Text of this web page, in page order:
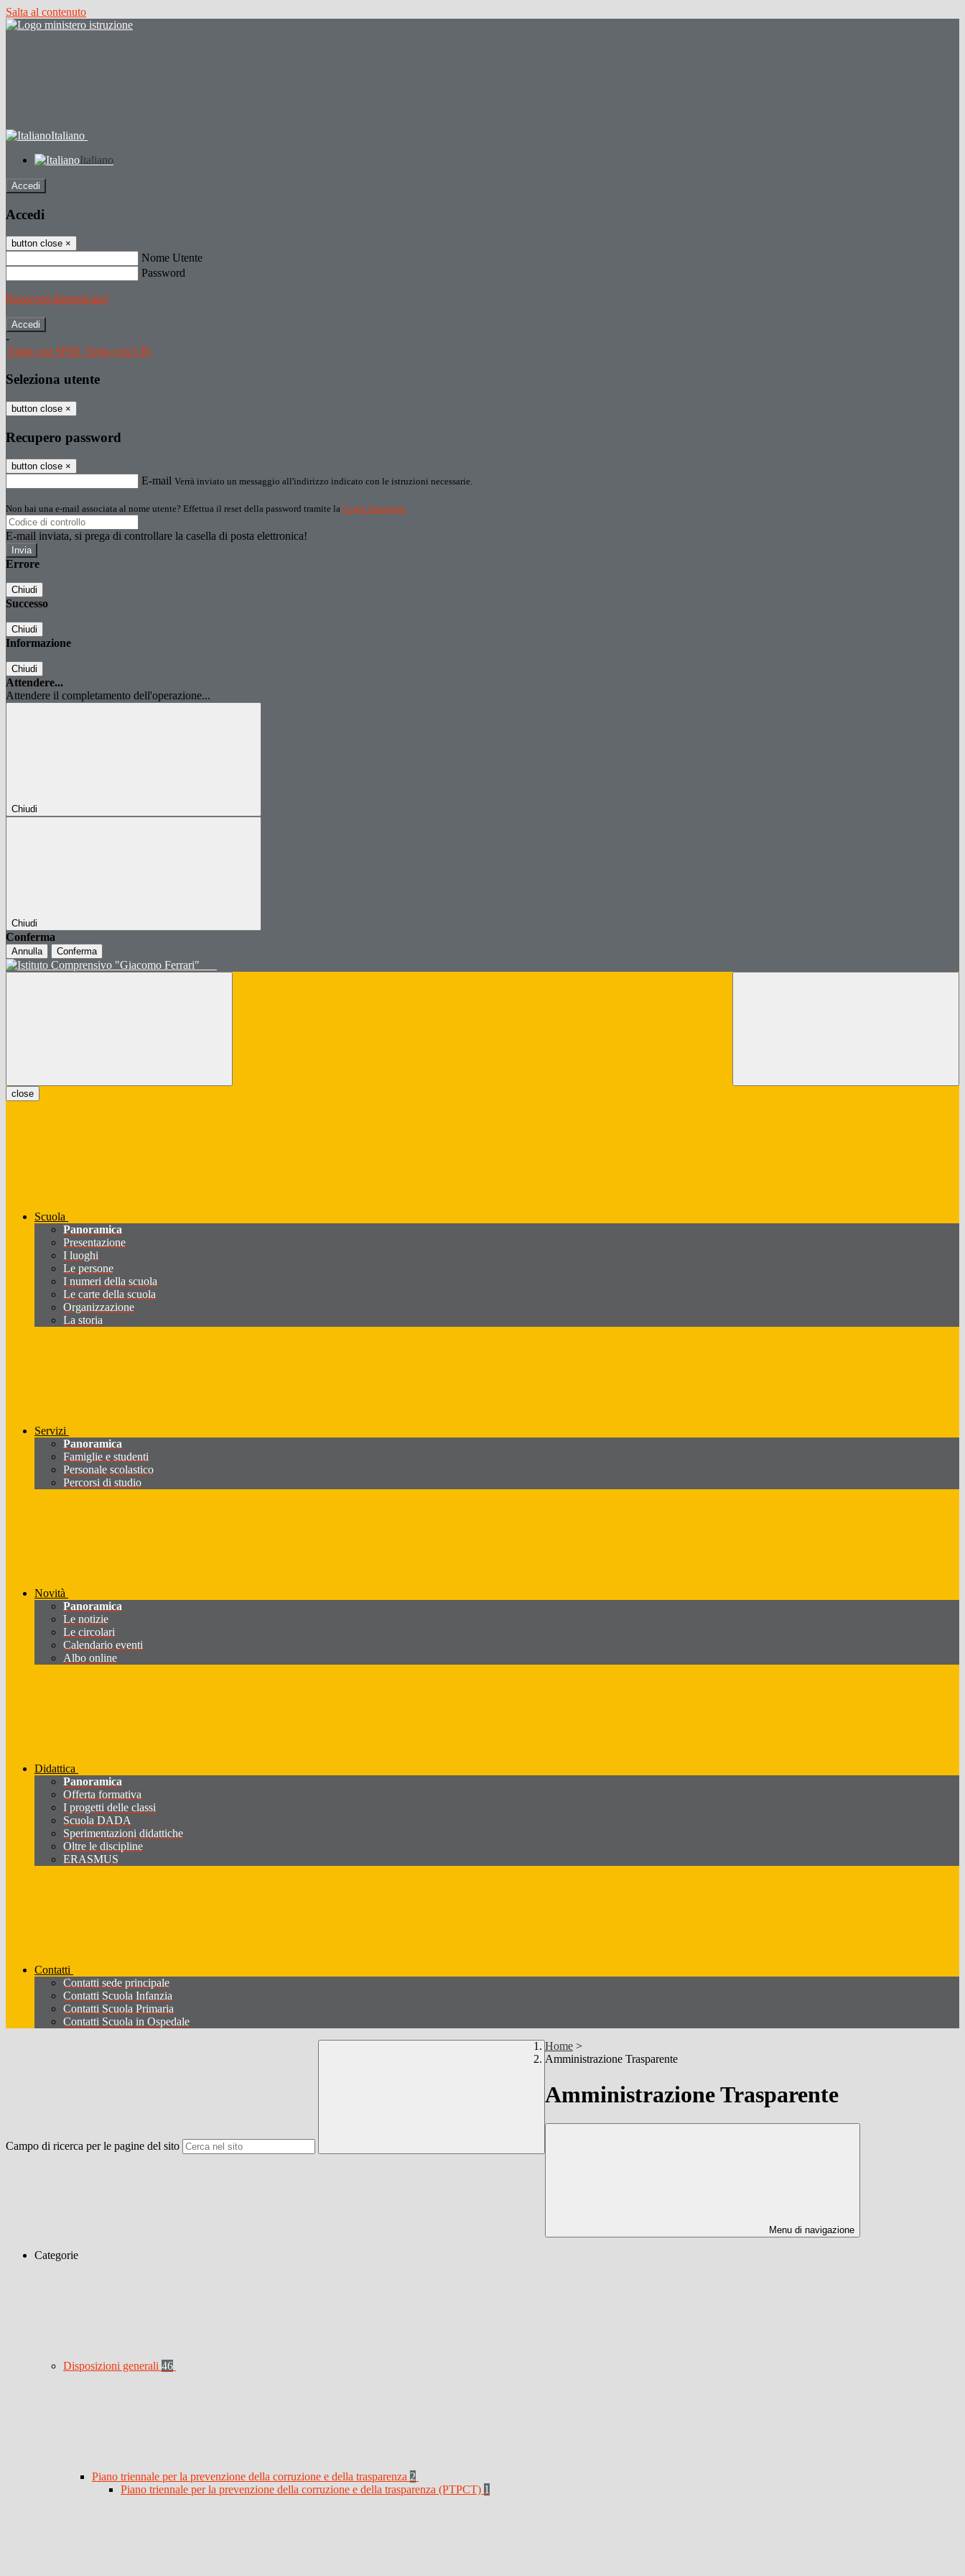
Salta al contenuto
Italiano
Italiano
Accedi
Accedi
button close ×
Nome Utente
Password
Password dimenticata?
-
Entra con SPID Entra con CIE
Seleziona utente
button close ×
Recupero password
button close ×
E-mail Verrà inviato un messaggio all'indirizzo indicato con le istruzioni necessarie.
Non hai una e-mail associata al nome utente? Effettua il reset della password tramite la Login Spaggiari
E-mail inviata, si prega di controllare la casella di posta elettronica!
Errore
Chiudi
Successo
Chiudi
Informazione
Chiudi
Attendere...
Attendere il completamento dell'operazione...
Chiudi
Chiudi
Conferma
Annulla Conferma
close
Scuola
Panoramica
Presentazione
I luoghi
Le persone
I numeri della scuola
Le carte della scuola
Organizzazione
La storia
Servizi
Panoramica
Famiglie e studenti
Personale scolastico
Percorsi di studio
Novità
Panoramica
Le notizie
Le circolari
Calendario eventi
Albo online
Didattica
Panoramica
Offerta formativa
I progetti delle classi
Scuola DADA
Sperimentazioni didattiche
Oltre le discipline
ERASMUS
Contatti
Contatti sede principale
Contatti Scuola Infanzia
Contatti Scuola Primaria
Contatti Scuola in Ospedale
Campo di ricerca per le pagine del sito
Home >
Amministrazione Trasparente
Amministrazione Trasparente
Menu di navigazione
Categorie
Disposizioni generali 46
Piano triennale per la prevenzione della corruzione e della trasparenza 2
Piano triennale per la prevenzione della corruzione e della trasparenza (PTPCT) 1